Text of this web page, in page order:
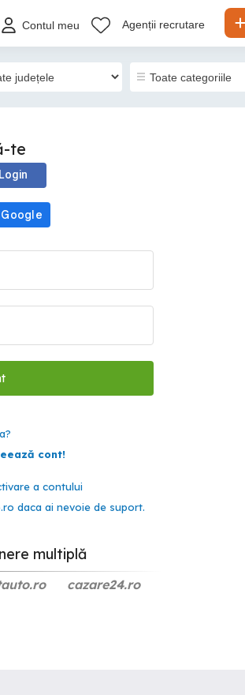
Contul meu Agenții recrutare
te
cont!
a contului
daca ai nevoie de suport.
multiplă
cazare24.ro